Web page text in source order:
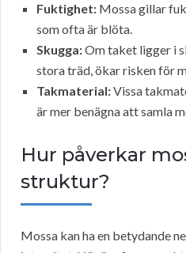
Fuktighet: Mossa gillar
som ofta är blöta.
Skugga:Om taket ligger i
stora träd, ökar risken för
Takmaterial:Vissa
är mer benägna att samla
Hur påverkar
struktur?
Mossa kan ha en betydande